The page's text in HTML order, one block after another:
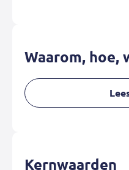
Waarom, hoe,
Kernwaarden